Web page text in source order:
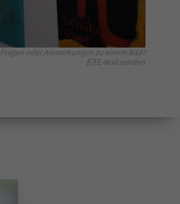
Fragen oder Anmerkungen zu einem Bild?
E-Mail senden